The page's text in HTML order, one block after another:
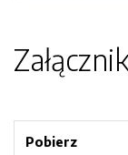
Pobierz